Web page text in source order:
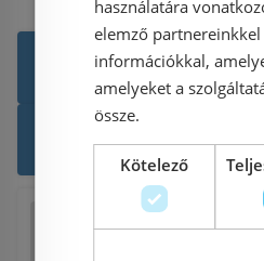
Még
SCHOCK
Facebook Twitter
használatára
elemző
információkkal,
amelyeket a
össze.
Kötelező